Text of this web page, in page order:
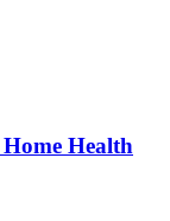
Health